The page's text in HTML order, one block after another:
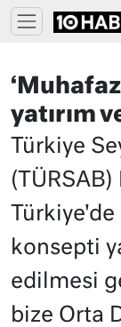
yatırım
Türkiye
(TÜRSAB)
konsepti
edilmesi
bize Orta